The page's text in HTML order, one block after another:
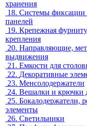
хранения
18. Системы фиксации
панелей
19. Крепежная
крепления
20. Направляющие,
выдвижения
21. Емкости для
22. Декоративные
23. Менсолодержатели
24. Вешалки и крючки
25. Бокалодержатели,
элементы
26. Светильники